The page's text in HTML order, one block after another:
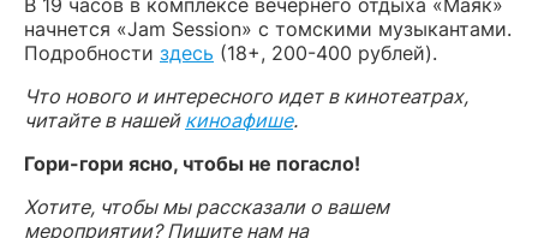
В 19 часов в комплексе вечернего отдыха «Маяк»
начнется «Jam Session» с томскими музыкантами.
Подробности здесь (18+, 200-400 рублей).
Что нового и интересного идет в кинотеатрах,
читайте в нашей киноафише.
Гори-гори ясно, чтобы не погасло!
Хотите, чтобы мы рассказали о вашем
мероприятии? Пишите нам на